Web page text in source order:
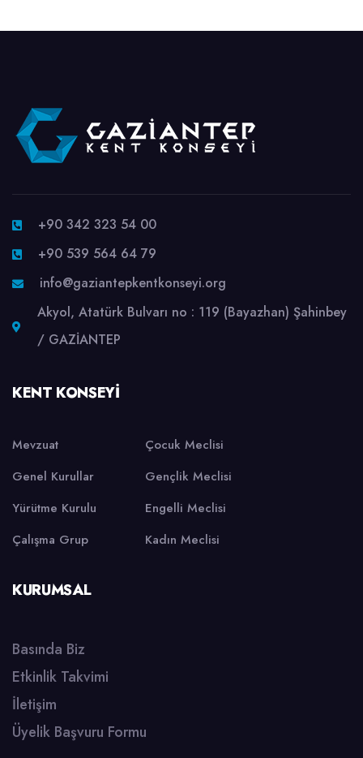
+90 342 323 54 00
+90 539 564 64 79
info@gaziantepkentkonseyi.org
Akyol, Atatürk Bulvarı no : 119 (Bayazhan) Şahinbey
/ GAZİANTEP
KENT KONSEYI
Mevzuat
Genel Kurullar
Yürütme Kurulu
Çalışma Grup
Çocuk Meclisi
Gençlik Meclisi
Engelli Meclisi
Kadın Meclisi
KURUMSAL
Basında Biz
Etkinlik Takvimi
İletişim
Üyelik Başvuru Formu